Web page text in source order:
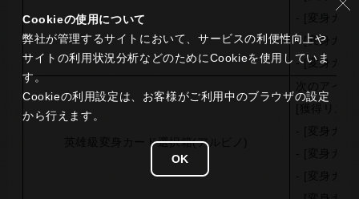
- [変身カー
- [変身カー
英雄級変身カード選択箱(アルビノ)
Cookieの使用について
弊社が管理するサイトにおいて、サービスの利便性向上や
サイトの利用状況分析などのためにCookieを使用していま
す。
Cookieの利用設定は、お客様がご利用中のブラウザの設定
から行えます。
OK